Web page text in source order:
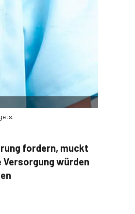
fordern, muckt
würden